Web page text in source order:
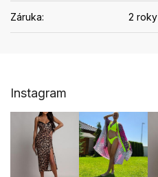
Záruka: 2 roky
Instagram